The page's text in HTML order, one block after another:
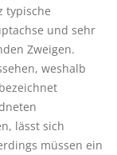
typische
und sehr
Zweigen.
weshalb
lässt sich
müssen ein